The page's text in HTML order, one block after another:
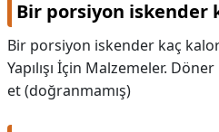
Bir porsiyon iskender
Bir porsiyon iskender kaç
Yapılışı İçin Malzemeler.
et (doğranmamış)